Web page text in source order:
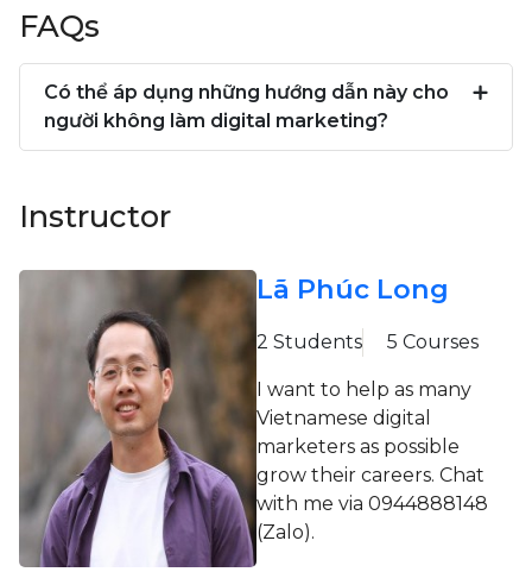
FAQs
Có thể áp dụng những hướng dẫn này cho
người không làm digital marketing?
Instructor
Lã Phúc Long
2 Students 5 Courses
I want to help as many
Vietnamese digital
marketers as possible
grow their careers. Chat
with me via 0944888148
(Zalo).